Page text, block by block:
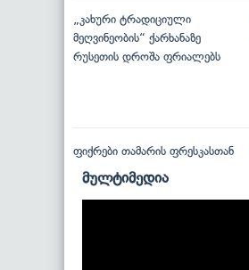
„კახური ტრადიციული
მეღვინეობის“ ქარხანაზე
რუსეთის დროშა ფრიალებს
ფიქრები თამარის ფრესკასთან
მულტიმედია